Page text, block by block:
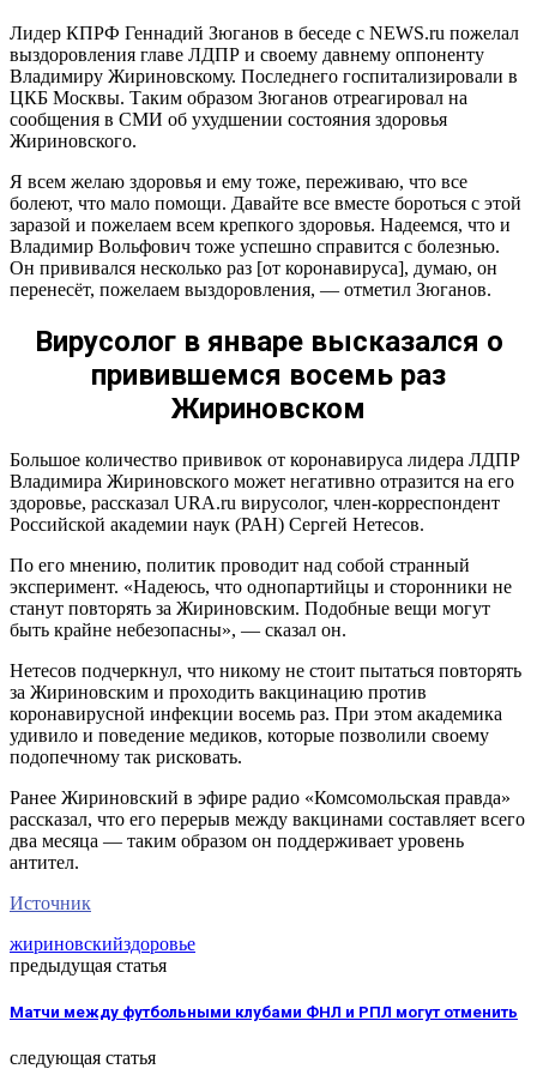
Лидер КПРФ Геннадий Зюганов в беседе с NEWS.ru пожелал
выздоровления главе ЛДПР и своему давнему оппоненту
Владимиру Жириновскому. Последнего госпитализировали в
ЦКБ Москвы. Таким образом Зюганов отреагировал на
сообщения в СМИ об ухудшении состояния здоровья
Жириновского.
Я всем желаю здоровья и ему тоже, переживаю, что все
болеют, что мало помощи. Давайте все вместе бороться с этой
заразой и пожелаем всем крепкого здоровья. Надеемся, что и
Владимир Вольфович тоже успешно справится с болезнью.
Он прививался несколько раз [от коронавируса], думаю, он
перенесёт, пожелаем выздоровления, — отметил Зюганов.
Вирусолог в январе высказался о
привившемся восемь раз
Жириновском
Большое количество прививок от коронавируса лидера ЛДПР
Владимира Жириновского может негативно отразится на его
здоровье, рассказал URA.ru вирусолог, член-корреспондент
Российской академии наук (РАН) Сергей Нетесов.
По его мнению, политик проводит над собой странный
эксперимент. «Надеюсь, что однопартийцы и сторонники не
станут повторять за Жириновским. Подобные вещи могут
быть крайне небезопасны», — сказал он.
Нетесов подчеркнул, что никому не стоит пытаться повторять
за Жириновским и проходить вакцинацию против
коронавирусной инфекции восемь раз. При этом академика
удивило и поведение медиков, которые позволили своему
подопечному так рисковать.
Ранее Жириновский в эфире радио «Комсомольская правда»
рассказал, что его перерыв между вакцинами составляет всего
два месяца — таким образом он поддерживает уровень
антител.
Источник
жириновскийздоровье
предыдущая статья
Матчи между футбольными клубами ФНЛ и РПЛ могут отменить
следующая статья